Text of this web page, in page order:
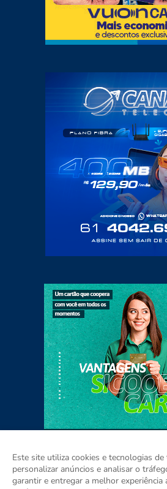
Este site utiliza cookies e tecnologias
personalizar anúncios e analisar o
garantir e entregar a melhor experiência